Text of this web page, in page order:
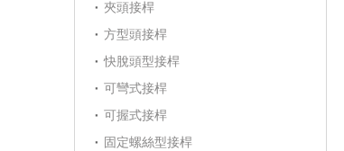
夾頭接桿
方型頭接桿
快脫頭型接桿
可彎式接桿
可握式接桿
固定螺絲型接桿